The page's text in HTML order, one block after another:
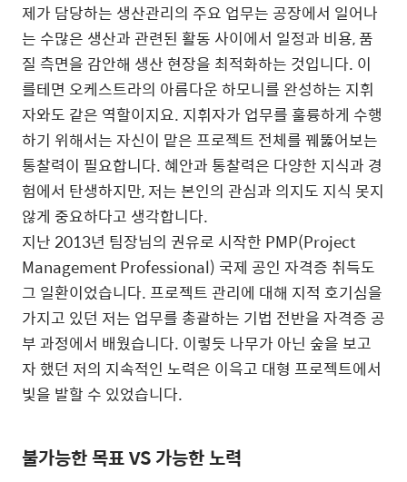
제가 담당하는 생산관리의 주요 업무는 공장에서 일어나
는 수많은 생산과 관련된 활동 사이에서 일정과 비용, 품
질 측면을 감안해 생산 현장을 최적화하는 것입니다. 이
를테면 오케스트라의 아름다운 하모니를 완성하는 지휘
자와도 같은 역할이지요. 지휘자가 업무를 훌륭하게 수행
하기 위해서는 자신이 맡은 프로젝트 전체를 꿰뚫어보는
통찰력이 필요합니다. 혜안과 통찰력은 다양한 지식과 경
험에서 탄생하지만, 저는 본인의 관심과 의지도 지식 못지
않게 중요하다고 생각합니다.
지난 2013년 팀장님의 권유로 시작한 PMP(Project
Management Professional) 국제 공인 자격증 취득도
그 일환이었습니다. 프로젝트 관리에 대해 지적 호기심을
가지고 있던 저는 업무를 총괄하는 기법 전반을 자격증 공
부 과정에서 배웠습니다. 이렇듯 나무가 아닌 숲을 보고
자 했던 저의 지속적인 노력은 이윽고 대형 프로젝트에서
빛을 발할 수 있었습니다.
불가능한 목표 VS 가능한 노력